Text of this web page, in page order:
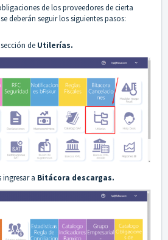
de los proveedores de cierta
deberán seguir los siguientes pasos:
de Utilerías.
ingresar a Bitácora descargas.